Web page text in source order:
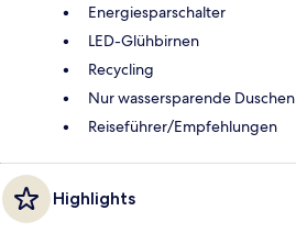
Energiesparschalter
LED-Glühbirnen
Recycling
Nur wassersparende Duschen
Reiseführer/Empfehlungen
Highlights